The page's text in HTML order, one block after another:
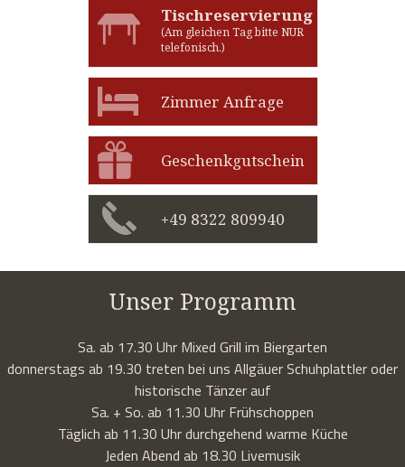
Unser Programm
Sa. ab 17.30 Uhr Mixed Grill im Biergarten
donnerstags ab 19.30 treten bei uns Allgäuer Schuhplattler oder
historische Tänzer auf
Sa. + So. ab 11.30 Uhr Frühschoppen
Täglich ab 11.30 Uhr durchgehend warme Küche
Jeden Abend ab 18.30 Livemusik
Tischreservierung
(Am gleichen Tag bitte NUR
telefonisch.)
Zimmer Anfrage
Geschenkgutschein
+49 8322 809940